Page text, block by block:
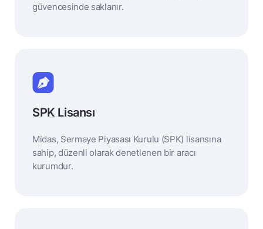
güvencesinde saklanır.
SPK Lisansı
Midas, Sermaye Piyasası Kurulu (SPK) lisansına
sahip, düzenli olarak denetlenen bir aracı
kurumdur.